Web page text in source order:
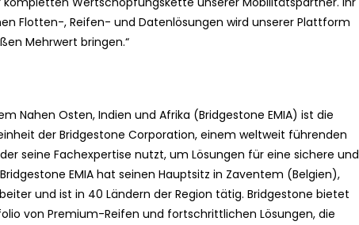
Flotten-, Reifen- und Datenlösungen wird unserer Plattform
Mehrwert bringen.“
Nahen Osten, Indien und Afrika (Bridgestone EMIA) ist die
der Bridgestone Corporation, einem weltweit führenden
seine Fachexpertise nutzt, um Lösungen für eine sichere und
EMIA hat seinen Hauptsitz in Zaventem (Belgien),
und ist in 40 Ländern der Region tätig. Bridgestone bietet
von Premium-Reifen und fortschrittlichen Lösungen, die